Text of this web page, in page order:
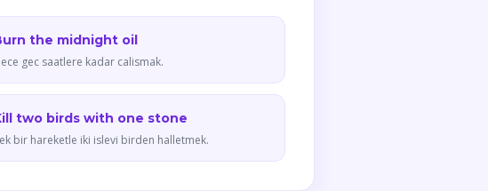
the midnight oil
gec saatlere kadar calismak.
two birds with one stone
bir hareketle iki islevi birden halletmek.